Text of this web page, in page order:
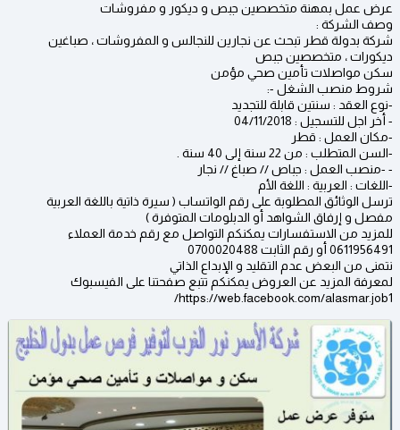
عرض عمل بمهنة متخصصين جبص و ديكور و مفروشات
وصف الشركة :
شركة بدولة قطر تبحث عن نجارين للنجالس و المفروشات ، صباغين
ديكورات ، متخصصين جبص
سكن مواصلات تأمين صحي مؤمن
شروط منصب الشغل -:
-نوع العقد : سنتين قابلة للتجديد
- أخر اجل للتسجيل : 04/11/2018
-مكان العمل : قطر
-السن المتطلب : من 22 سنة إلى 40 سنة .
- -منصب العمل : جباص // صباغ // نجار
-اللغات : العربية : اللغة الأم
ترسل الوثائق المطلوبة على رقم الواتساب ( سيرة ذاتية باللغة العربية
مفصل و إرفاق الشواهد أو الدبلومات المتوفرة )
للمزيد من الاستفسارات يمكنكم التواصل مع رقم خدمة العملاء
0611956491 أو رقم الثابت 0700020488
نتمنى من البعض عدم التقليد و الإبداع الذاتي
لمعرفة المزيد عن العروض يمكنكم تتبع صفحتنا على الفيسبوك
https://web.facebook.com/alasmar.job1/